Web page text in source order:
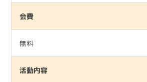
会費
無料
活動内容